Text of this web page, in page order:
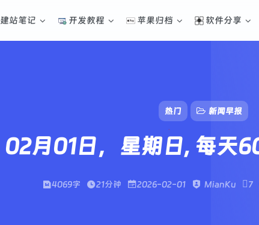
热门 新闻早报
02月01日，星期日, 每天
4069字 21分钟 2026-02-01 MianKu 7
建站笔记 开发教程 苹果归档 软件分享